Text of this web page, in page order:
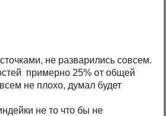
не разварились совсем.
примерно 25% от общей
не плохо, думал будет
не то что бы не